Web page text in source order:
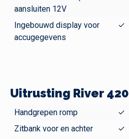
aansluiten 12V
Ingebouwd display voor
accugegevens
✓
Uitrusting River 420
Handgrepen romp
✓
Zitbank voor en achter
✓